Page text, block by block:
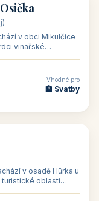
v obci Mikulčice
vinařské
Vhodné pro
🏨 Svatby
v osadě Hůrka u
turistické oblasti